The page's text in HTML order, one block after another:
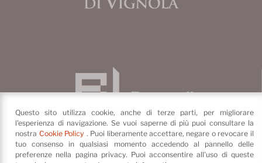
Questo sito utilizza cookie, anche di terze parti, per migliorare
l'esperienza di navigazione. Se vuoi saperne di più puoi consultare la
nostra Cookie Policy . Puoi liberamente accettare, negare o revocare il
tuo consenso in qualsiasi momento accedendo al pannello delle
preferenze nella pagina privacy. Puoi acconsentire all'uso di queste